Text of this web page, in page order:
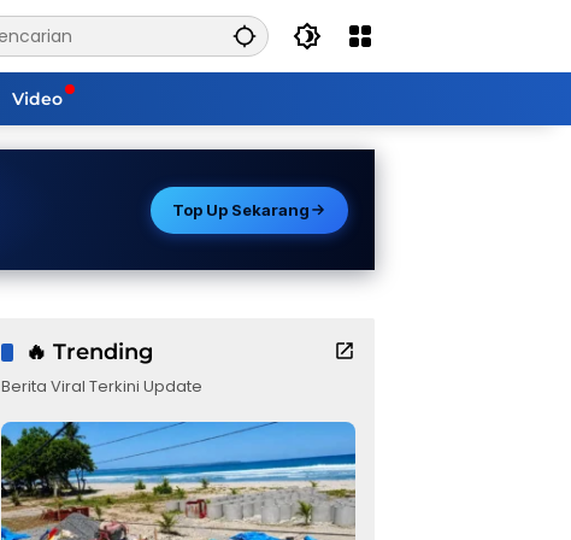
Video
Top Up Sekarang
🔥 Trending
Berita Viral Terkini Update